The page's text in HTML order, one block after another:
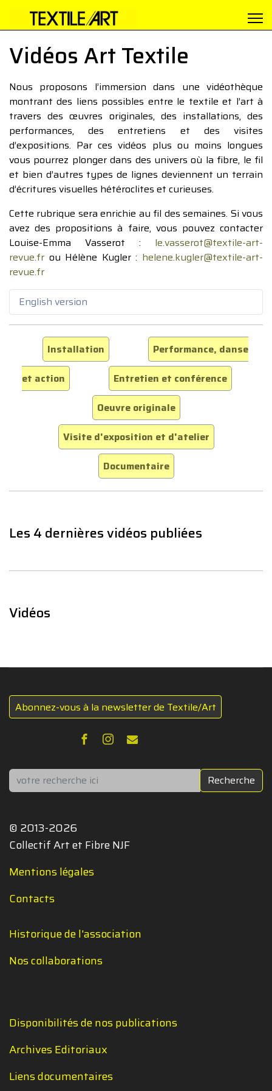
Vidéos Art Textile
Nous proposons l’immersion dans une vidéothèque
montrant des liens possibles entre le textile et l’art à
travers des œuvres originales, des installations, des
performances, des entretiens et des visites
d’expositions. Par ces vidéos plus ou moins longues
vous pourrez plonger dans des univers où la fibre, le fil
et bien d’autres types de lignes deviennent un terrain
d’écritures visuelles hétéroclites et curieuses.
Cette rubrique sera enrichie au fil des semaines. Si vous
avez des propositions à faire, vous pouvez contacter
Louise-Emma Vasserot : le.vasserot@textile-art-
revue.fr ou Hélène Kugler : helene.kugler@textile-art-
revue.fr
English version
Installation
Performance, danse
et action
Entretien et conférence
Oeuvre originale
Visite d'exposition et d'atelier
Documentaire
Les 4 dernières vidéos publiées
Vidéos
Abonnez-vous à la newsletter de Textile/Art
Rechercher Recherche
© 2013-2026
Collectif Art et Fibre NJF
Mentions légales
Contacts
Historique de l'association
Nos collaborations
Disponibilités de nos publications
Archives Editoriaux
Liens documentaires